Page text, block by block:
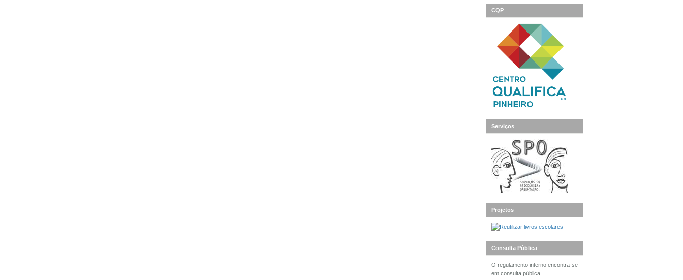
CQP
Serviços
Projetos
Consulta Pública
O regulamento interno encontra-se
em consulta pública.